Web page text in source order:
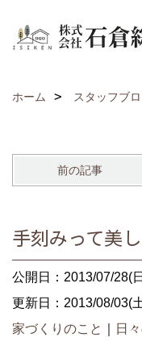
ホーム スタッフブ
前の記事
手刻みって美
公開日：2013/07/28(
更新日：2013/08/03(
家づくりのこと
日